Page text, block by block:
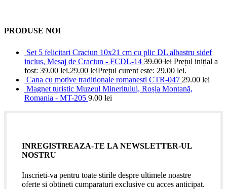
PRODUSE NOI
Set 5 felicitari Craciun 10x21 cm cu plic DL albastru sidef
inclus, Mesaj de Craciun - FCDL-14 39.00lei Prețul inițial a
fost: 39.00 lei.29.00 leiPrețul curent este: 29.00 lei.
Cana cu motive traditionale romanesti CTR-047 29.00 lei
Magnet turistic Muzeul Mineritului, Roșia Montană,
Romania - MT-205 9.00 lei
INREGISTREAZA-TE LA NEWSLETTER-UL
NOSTRU
Inscrieti-va pentru toate stirile despre ultimele noastre
oferte si obtineti cumparaturi exclusive cu acces anticipat.